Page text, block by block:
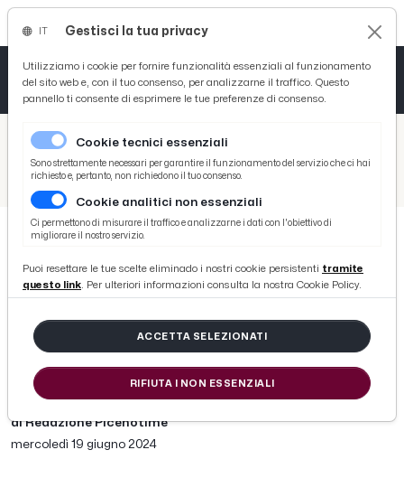
/ Picenotime
/ News
Ascoli Piceno, il centro sportivo 'Ugo Tasselli' di Porta Romana cambia volto: ecco il progetto per la riqualificazione
Ascoli Piceno, il centro sportivo
'Ugo Tasselli' di Porta Romana
cambia volto: ecco il progetto per
la riqualificazione
di Redazione Picenotime
mercoledì 19 giugno 2024
Gestisci la tua privacy
Utilizziamo i cookie per fornire funzionalità essenziali al funzionamento
del sito web e, con il tuo consenso, per analizzarne il traffico. Questo
pannello ti consente di esprimere le tue preferenze di consenso.
Cookie tecnici essenziali
Sono strettamente necessari per garantire il funzionamento del servizio che ci hai
richiesto e, pertanto, non richiedono il tuo consenso.
Cookie analitici non essenziali
Ci permettono di misurare il traffico e analizzarne i dati con l'obiettivo di
migliorare il nostro servizio.
Puoi resettare le tue scelte eliminado i nostri cookie persistenti tramite
questo link. Per ulteriori informazioni consulta la nostra Cookie Policy.
ACCETTA SELEZIONATI
RIFIUTA I NON ESSENZIALI
Tutto News
Tutto Sport
Basket
Ciclismo
Tutto Curiosità